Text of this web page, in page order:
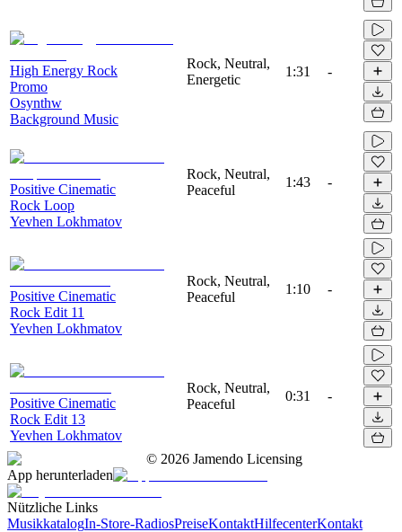
High Energy Rock
Promo
Osynthw
Background Music
Rock, Neutral,
Energetic
1:31 -
Positive Cinematic
Rock Loop
Yevhen Lokhmatov
Rock, Neutral,
Peaceful
1:43 -
Positive Cinematic
Rock Edit 11
Yevhen Lokhmatov
Rock, Neutral,
Peaceful
1:10 -
Positive Cinematic
Rock Edit 13
Yevhen Lokhmatov
Rock, Neutral,
Peaceful
0:31 -
© 2026 Jamendo Licensing
App herunterladen
Nützliche Links
MusikkatalogIn-Store-RadiosPreiseKontaktHilfecenterKontakt